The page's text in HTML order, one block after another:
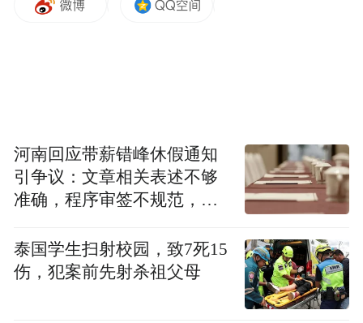
河南回应带薪错峰休假通知
引争议：文章相关表述不够
准确，程序审签不规范，待
泰国学生扫射校园，致7死15
伤，犯案前先射杀祖父母